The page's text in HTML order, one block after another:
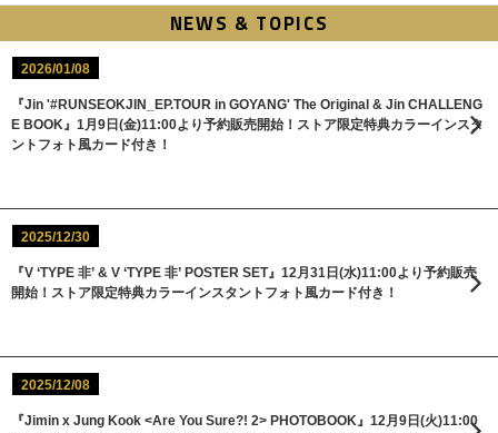
NEWS & TOPICS
2026/01/08
『Jin '#RUNSEOKJIN_EP.TOUR in GOYANG' The Original & Jin CHALLENG
E BOOK』1月9日(金)11:00より予約販売開始！ストア限定特典カラーインスタ
ントフォト風カード付き！
2025/12/30
『V ‘TYPE 非’ & V ‘TYPE 非’ POSTER SET』12月31日(水)11:00より予約販売
開始！ストア限定特典カラーインスタントフォト風カード付き！
2025/12/08
『Jimin x Jung Kook <Are You Sure?! 2> PHOTOBOOK』12月9日(火)11:00